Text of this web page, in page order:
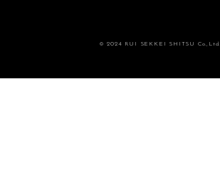
© 2024 RUI SEKKEI SHITSU Co.,Ltd.